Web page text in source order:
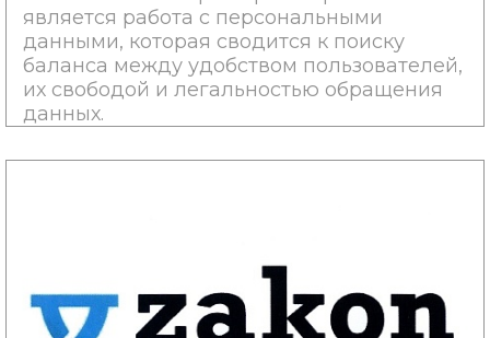
является работа с персональными
данными, которая сводится к поиску
баланса между удобством пользователей,
их свободой и легальностью обращения
данных.